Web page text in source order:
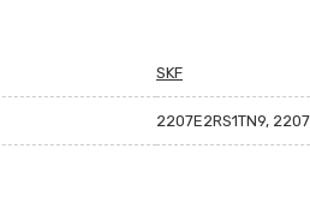
SKF
2207E2RS1TN9,